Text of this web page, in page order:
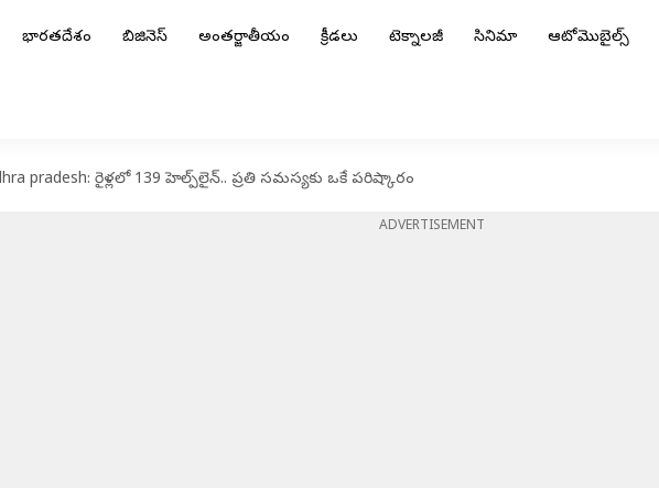
భారతదేశం బిజినెస్ అంతర్జాతీయం క్రీడలు టెక్నాలజీ సినిమా ఆటోమొబైల్స్
pradesh: రైళ్లలో 139 హెల్ప్‌లైన్‌.. ప్రతి సమస్యకు ఒకే పరిష్కారం
ADVERTISEMENT